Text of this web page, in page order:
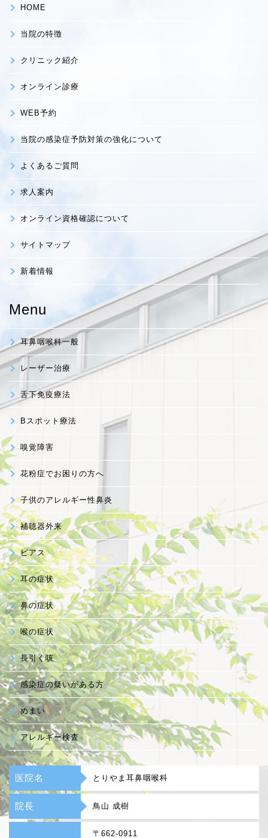
HOME
当院の特徴
クリニック紹介
オンライン診療
WEB予約
当院の感染症予防対策の強化について
よくあるご質問
求人案内
オンライン資格確認について
サイトマップ
新着情報
Menu
耳鼻咽喉科一般
レーザー治療
舌下免疫療法
Bスポット療法
嗅覚障害
花粉症でお困りの方へ
子供のアレルギー性鼻炎
補聴器外来
ピアス
耳の症状
鼻の症状
喉の症状
長引く咳
感染症の疑いがある方
めまい
アレルギー検査
医院名 とりやま耳鼻咽喉科
院長 鳥山 成樹
〒662-0911